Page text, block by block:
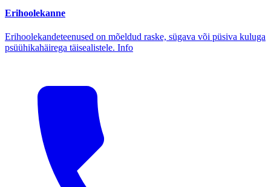
Erihoolekanne
Erihoolekandeteenused on mõeldud raske, sügava või püsiva kuluga
psüühikahäirega täisealistele. Info